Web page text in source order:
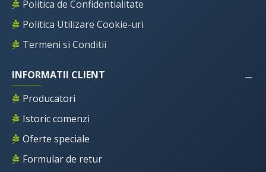
Politica de Confidentialitate
Politica Utilizare Cookie-uri
Termeni si Conditii
INFORMATII CLIENT
Producatori
Istoric comenzi
Oferte speciale
Formular de retur